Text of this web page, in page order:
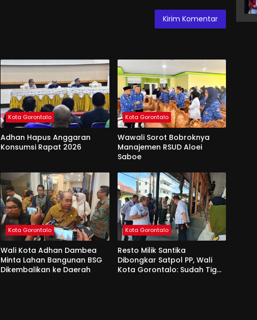
Kota Gorontalo
Adhan Hapus Anggaran
Konsumsi Rapat 2026
Kota Gorontalo
Wawali Sorot Bobroknya
Manajemen RSUD Aloei
Saboe
Kota Gorontalo
Wali Kota Adhan Dambea
Minta Lahan Bangunan BSG
Dikembalikan ke Daerah
Kota Gorontalo
Resto Milik Santika
Dibongkar Satpol PP, Wali
Kota Gorontalo: Sudah Tiga